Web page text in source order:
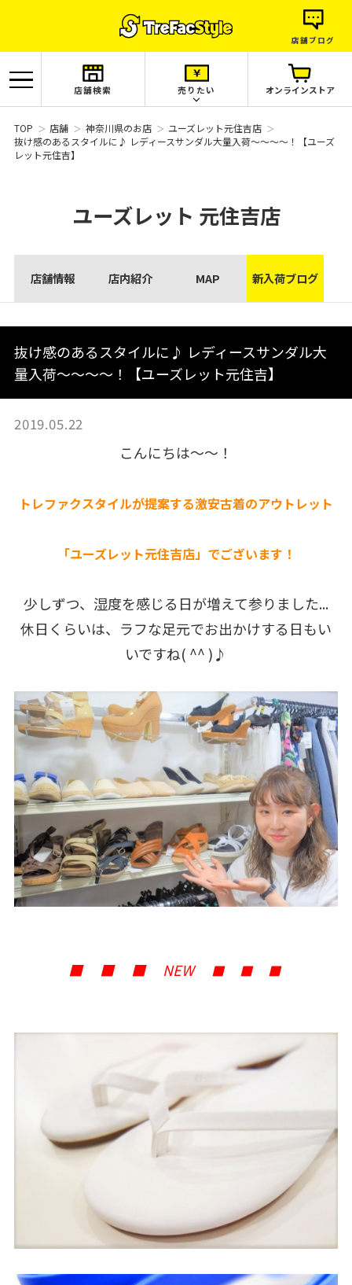
店舗ブログ
店舗検索 売りたい オンラインストア
TOP 店舗 神奈川県のお店
ユーズレット元住吉店
抜け感のあるスタイルに♪ レディースサンダル大量入荷〜〜〜〜！【ユーズ
レット元住吉】
ユーズレット 元住吉店
店舗情報 店内紹介 MAP 新入荷ブログ
抜け感のあるスタイルに♪ レディースサンダル大
量入荷〜〜〜〜！【ユーズレット元住吉】
2019.05.22
こんにちは〜〜！
トレファクスタイルが提案する激安古着のアウトレット
「ユーズレット元住吉店」でございます！
少しずつ、湿度を感じる日が増えて参りました...
休日くらいは、ラフな足元でお出かけする日もい
いですね( ^^ )♪
■ ■ ■ NEW ■ ■ ■